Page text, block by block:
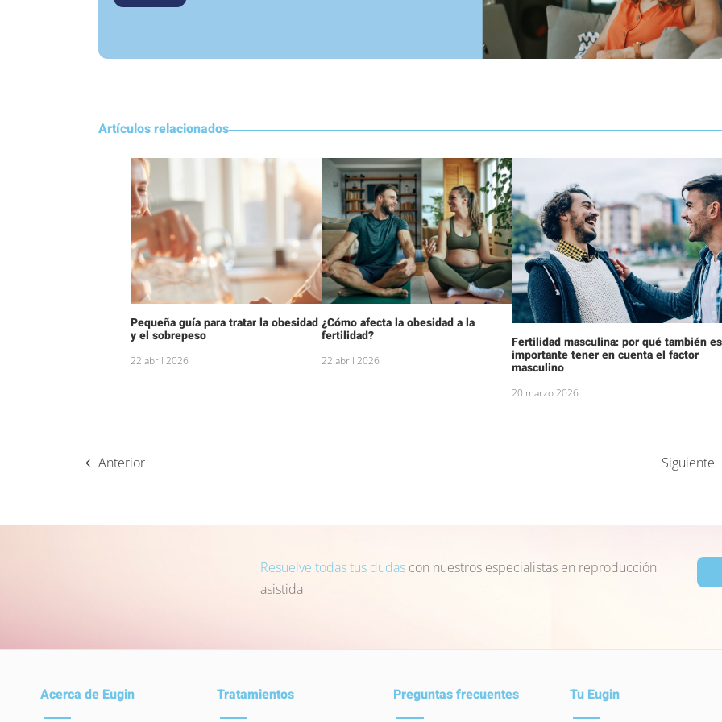
Artículos relacionados
Pequeña guía para tratar la obesidad
y el sobrepeso
22 abril 2026
¿Cómo afecta la obesidad a la
fertilidad?
22 abril 2026
Fertilidad masculina: por qué también es
importante tener en cuenta el factor
masculino
20 marzo 2026
Anterior Siguiente
Resuelve todas tus dudas con nuestros especialistas en reproducción
asistida
Acerca de Eugin Tratamientos Preguntas frecuentes Tu Eugin